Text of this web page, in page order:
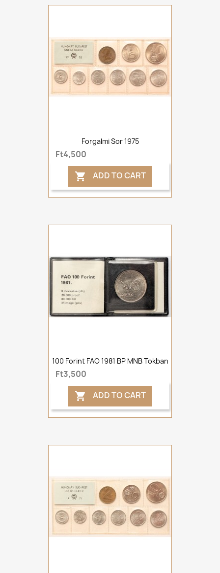
Forgalmi Sor 1975
Ft4,500
 ADD TO CART
100 Forint FAO 1981 BP MNB Tokban
Ft3,500
 ADD TO CART